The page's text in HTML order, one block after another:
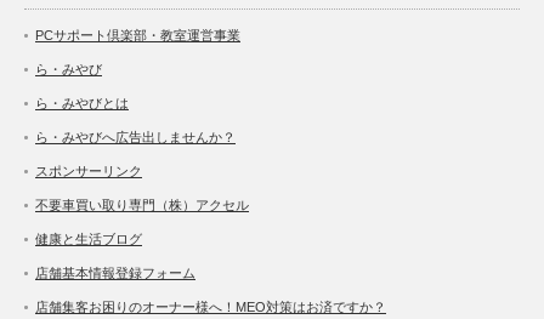
PCサポート倶楽部・教室運営事業
ら・みやび
ら・みやびとは
ら・みやびへ広告出しませんか？
スポンサーリンク
不要車買い取り専門（株）アクセル
健康と生活ブログ
店舗基本情報登録フォーム
店舗集客お困りのオーナー様へ！MEO対策はお済ですか？